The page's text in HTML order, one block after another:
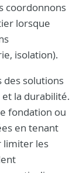
coordonnons
lorsque
isolation).
des solutions
la durabilité.
fondation ou
en tenant
limiter les